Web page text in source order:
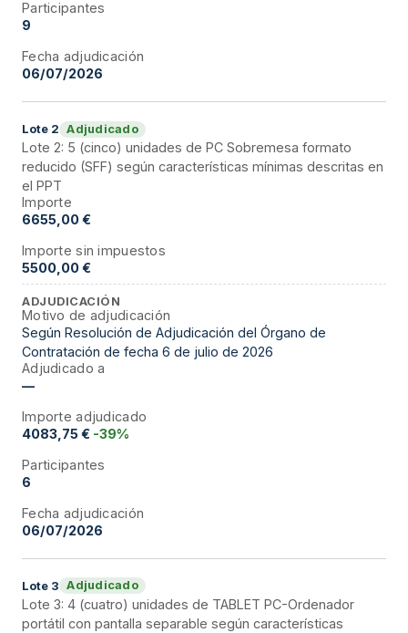
Participantes
9
Fecha adjudicación
06/07/2026
Lote 2 Adjudicado
Lote 2: 5 (cinco) unidades de PC Sobremesa formato
reducido (SFF) según características mínimas descritas en
el PPT
Importe
6655,00 €
Importe sin impuestos
5500,00 €
ADJUDICACIÓN
Motivo de adjudicación
Según Resolución de Adjudicación del Órgano de
Contratación de fecha 6 de julio de 2026
Adjudicado a
—
Importe adjudicado
4083,75 € -39%
Participantes
6
Fecha adjudicación
06/07/2026
Lote 3 Adjudicado
Lote 3: 4 (cuatro) unidades de TABLET PC-Ordenador
portátil con pantalla separable según características